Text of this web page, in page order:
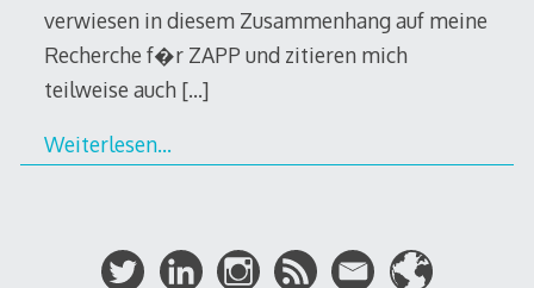
verwiesen in diesem Zusammenhang auf meine
Recherche f�r ZAPP und zitieren mich
teilweise auch […]
Weiterlesen…